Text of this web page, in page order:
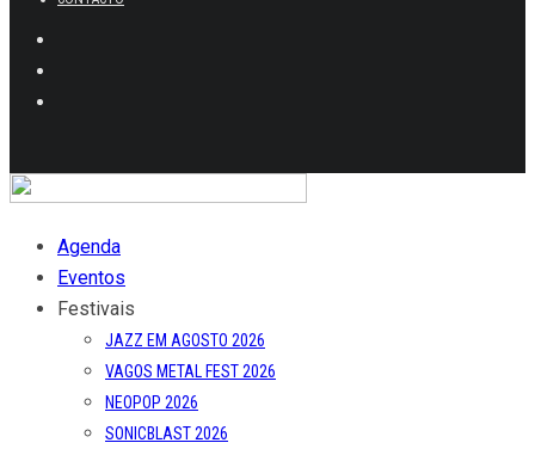
Agenda
Eventos
Festivais
JAZZ EM AGOSTO 2026
VAGOS METAL FEST 2026
NEOPOP 2026
SONICBLAST 2026